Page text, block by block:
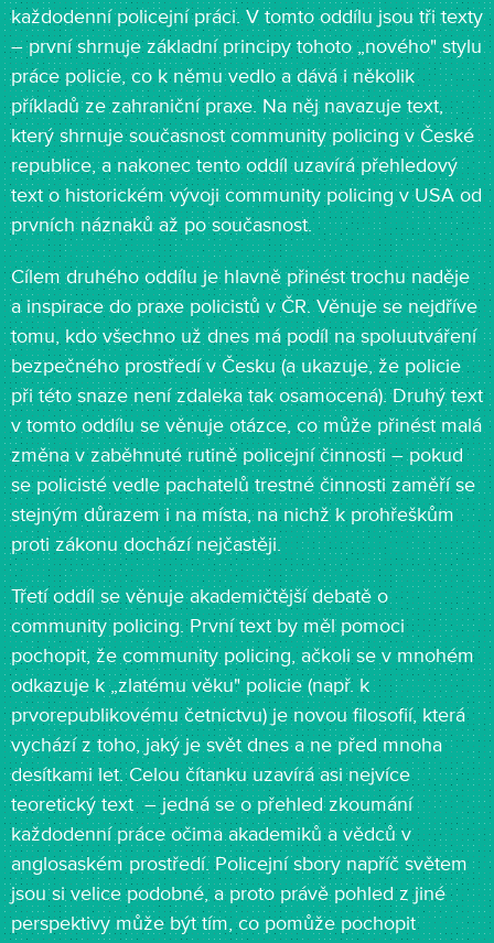
každodenní policejní práci. V tomto oddílu jsou tři texty
– první shrnuje základní principy tohoto „nového" stylu
práce policie, co k němu vedlo a dává i několik
příkladů ze zahraniční praxe. Na něj navazuje text,
který shrnuje současnost community policing v České
republice, a nakonec tento oddíl uzavírá přehledový
text o historickém vývoji community policing v USA od
prvních náznaků až po současnost.
Cílem druhého oddílu je hlavně přinést trochu naděje
a inspirace do praxe policistů v ČR. Věnuje se nejdříve
tomu, kdo všechno už dnes má podíl na spoluutváření
bezpečného prostředí v Česku (a ukazuje, že policie
při této snaze není zdaleka tak osamocená). Druhý text
v tomto oddílu se věnuje otázce, co může přinést malá
změna v zaběhnuté rutině policejní činnosti – pokud
se policisté vedle pachatelů trestné činnosti zaměří se
stejným důrazem i na místa, na nichž k prohřeškům
proti zákonu dochází nejčastěji.
Třetí oddíl se věnuje akademičtější debatě o
community policing. První text by měl pomoci
pochopit, že community policing, ačkoli se v mnohém
odkazuje k „zlatému věku" policie (např. k
prvorepublikovému četnictvu) je novou filosofií, která
vychází z toho, jaký je svět dnes a ne před mnoha
desítkami let. Celou čítanku uzavírá asi nejvíce
teoretický text – jedná se o přehled zkoumání
každodenní práce očima akademiků a vědců v
anglosaském prostředí. Policejní sbory napříč světem
jsou si velice podobné, a proto právě pohled z jiné
perspektivy může být tím, co pomůže pochopit